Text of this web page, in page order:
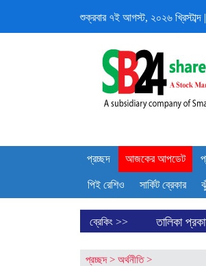
শুক্রবার ৭ই আগস্ট, ২০২৬ খ্রিস্টাব্দ |
প্রচ্ছদ আজকের আপডেট
পিই রেশিও সার্কিট ব্রেকার
ব্রেকিং >>
কোম্পানির তালিকা প্রকাশ ডিএসইতে দর
প্রচ্ছদ> অর্থনীতি>